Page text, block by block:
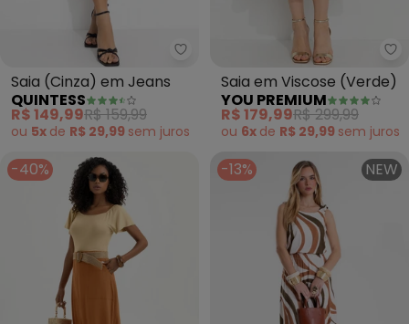
Quintess - Saia (Cinza) em
Saia (Cinza) em Jeans
QUINTESS
R$ 149,99R$ 159,99
ou 5x de R$ 29,99 sem juros
Saia em Viscose (Verde)
YOU PREMIUM
R$ 179,99R$ 299,99
ou 6x de R$ 29,99 sem juros
-40% -13% NEW